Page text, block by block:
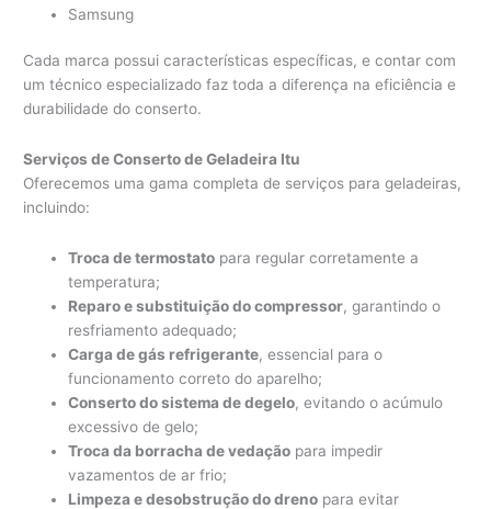
Samsung
Cada marca possui características específicas, e contar com
um técnico especializado faz toda a diferença na eficiência e
durabilidade do conserto.
Serviços de Conserto de Geladeira Itu
Oferecemos uma gama completa de serviços para geladeiras,
incluindo:
Troca de termostato para regular corretamente a
temperatura;
Reparo e substituição do compressor, garantindo o
resfriamento adequado;
Carga de gás refrigerante, essencial para o
funcionamento correto do aparelho;
Conserto do sistema de degelo, evitando o acúmulo
excessivo de gelo;
Troca da borracha de vedação para impedir
vazamentos de ar frio;
Limpeza e desobstrução do dreno para evitar